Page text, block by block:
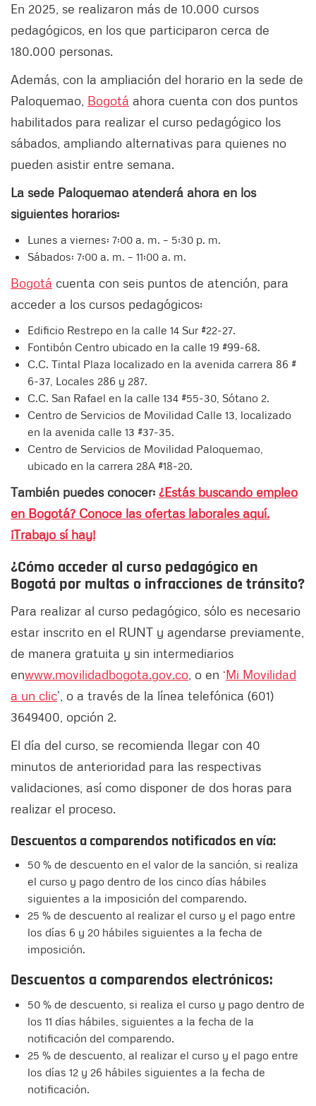
En 2025, se realizaron más de 10.000 cursos
pedagógicos, en los que participaron cerca de
180.000 personas.
Además, con la ampliación del horario en la sede de
Paloquemao, Bogotá ahora cuenta con dos puntos
habilitados para realizar el curso pedagógico los
sábados, ampliando alternativas para quienes no
pueden asistir entre semana.
La sede Paloquemao atenderá ahora en los
siguientes horarios:
Lunes a viernes: 7:00 a. m. – 5:30 p. m.
Sábados: 7:00 a. m. – 11:00 a. m.
Bogotá cuenta con seis puntos de atención, para
acceder a los cursos pedagógicos:
Edificio Restrepo en la calle 14 Sur #22-27.
Fontibón Centro ubicado en la calle 19 #99-68.
C.C. Tintal Plaza localizado en la avenida carrera 86 #
6-37, Locales 286 y 287.
C.C. San Rafael en la calle 134 #55-30, Sótano 2.
Centro de Servicios de Movilidad Calle 13, localizado
en la avenida calle 13 #37-35.
Centro de Servicios de Movilidad Paloquemao,
ubicado en la carrera 28A #18-20.
También puedes conocer: ¿Estás buscando empleo
en Bogotá? Conoce las ofertas laborales aquí.
¡Trabajo sí hay!
¿Cómo acceder al curso pedagógico en
Bogotá por multas o infracciones de tránsito?
Para realizar al curso pedagógico, sólo es necesario
estar inscrito en el RUNT y agendarse previamente,
de manera gratuita y sin intermediarios
enwww.movilidadbogota.gov.co , o en ‘Mi Movilidad
a un clic’, o a través de la línea telefónica (601)
3649400, opción 2.
El día del curso, se recomienda llegar con 40
minutos de anterioridad para las respectivas
validaciones, así como disponer de dos horas para
realizar el proceso.
Descuentos a comparendos notificados en vía:
50 % de descuento en el valor de la sanción, si realiza
el curso y pago dentro de los cinco días hábiles
siguientes a la imposición del comparendo.
25 % de descuento al realizar el curso y el pago entre
los días 6 y 20 hábiles siguientes a la fecha de
imposición.
Descuentos a comparendos electrónicos:
50 % de descuento, si realiza el curso y pago dentro de
los 11 días hábiles, siguientes a la fecha de la
notificación del comparendo.
25 % de descuento, al realizar el curso y el pago entre
los días 12 y 26 hábiles siguientes a la fecha de
notificación.